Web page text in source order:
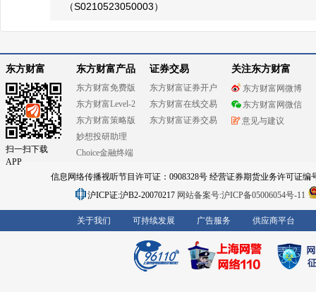
（S0210523050003）
东方财富
扫一扫下载
APP
东方财富产品
东方财富免费版
东方财富Level-2
东方财富策略版
妙想投研助理
Choice金融终端
证券交易
东方财富证券开户
东方财富在线交易
东方财富证券交易
关注东方财富
东方财富网微博
东方财富网微信
意见与建议
信息网络传播视听节目许可证：0908328号 经营证券期货业务许可证编
沪ICP证:沪B2-20070217 网站备案号:沪ICP备05006054号-11
关于我们 可持续发展 广告服务 供应商平台